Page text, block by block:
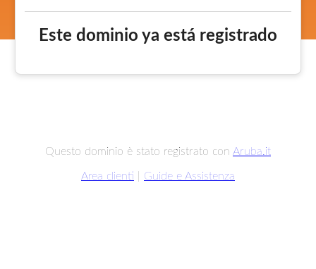
Este dominio ya está registrado
Questo dominio è stato registrato con Aruba.it
Area clienti Guide e Assistenza